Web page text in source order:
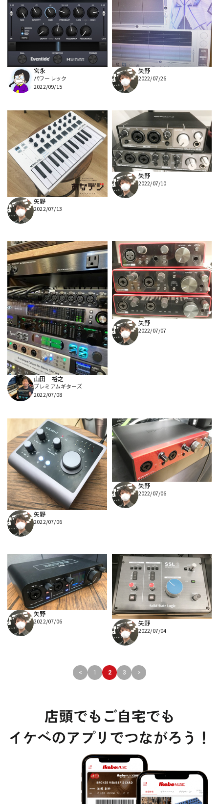
宮永
パワーレック
2022/09/15
矢野
2022/07/26
矢野
2022/07/13
矢野
2022/07/10
山田 裕之
プレミアムギターズ
2022/07/08
矢野
2022/07/07
矢野
2022/07/06
矢野
2022/07/06
矢野
2022/07/06 矢野
2022/07/04
< 1 2 3 >